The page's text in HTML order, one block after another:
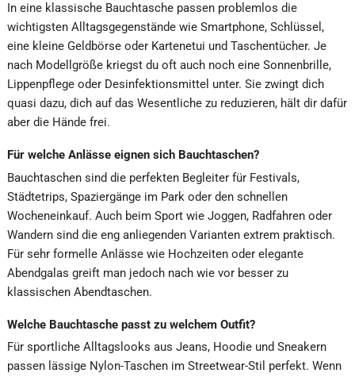
In eine klassische Bauchtasche passen problemlos die
wichtigsten Alltagsgegenstände wie Smartphone, Schlüssel,
eine kleine Geldbörse oder Kartenetui und Taschentücher. Je
nach Modellgröße kriegst du oft auch noch eine Sonnenbrille,
Lippenpflege oder Desinfektionsmittel unter. Sie zwingt dich
quasi dazu, dich auf das Wesentliche zu reduzieren, hält dir dafür
aber die Hände frei.
Für welche Anlässe eignen sich Bauchtaschen?
Bauchtaschen sind die perfekten Begleiter für Festivals,
Städtetrips, Spaziergänge im Park oder den schnellen
Wocheneinkauf. Auch beim Sport wie Joggen, Radfahren oder
Wandern sind die eng anliegenden Varianten extrem praktisch.
Für sehr formelle Anlässe wie Hochzeiten oder elegante
Abendgalas greift man jedoch nach wie vor besser zu
klassischen Abendtaschen.
Welche Bauchtasche passt zu welchem Outfit?
Für sportliche Alltagslooks aus Jeans, Hoodie und Sneakern
passen lässige Nylon-Taschen im Streetwear-Stil perfekt. Wenn